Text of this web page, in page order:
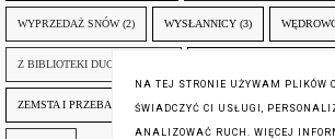
WYPRZEDAŻ SNÓW (2) WYSŁANNICY (3)
Z BIBLIOTEKI DUCHA GÓR
ZEMSTA I PRZEBACZENIE (6) ŚLADY ZBRODNI (3)
NA TEJ STRONIE UŻYWAM PLIKÓW
ŚWIADCZYĆ CI USŁUGI,
ANALIZOWAĆ RUCH. WIĘCEJ